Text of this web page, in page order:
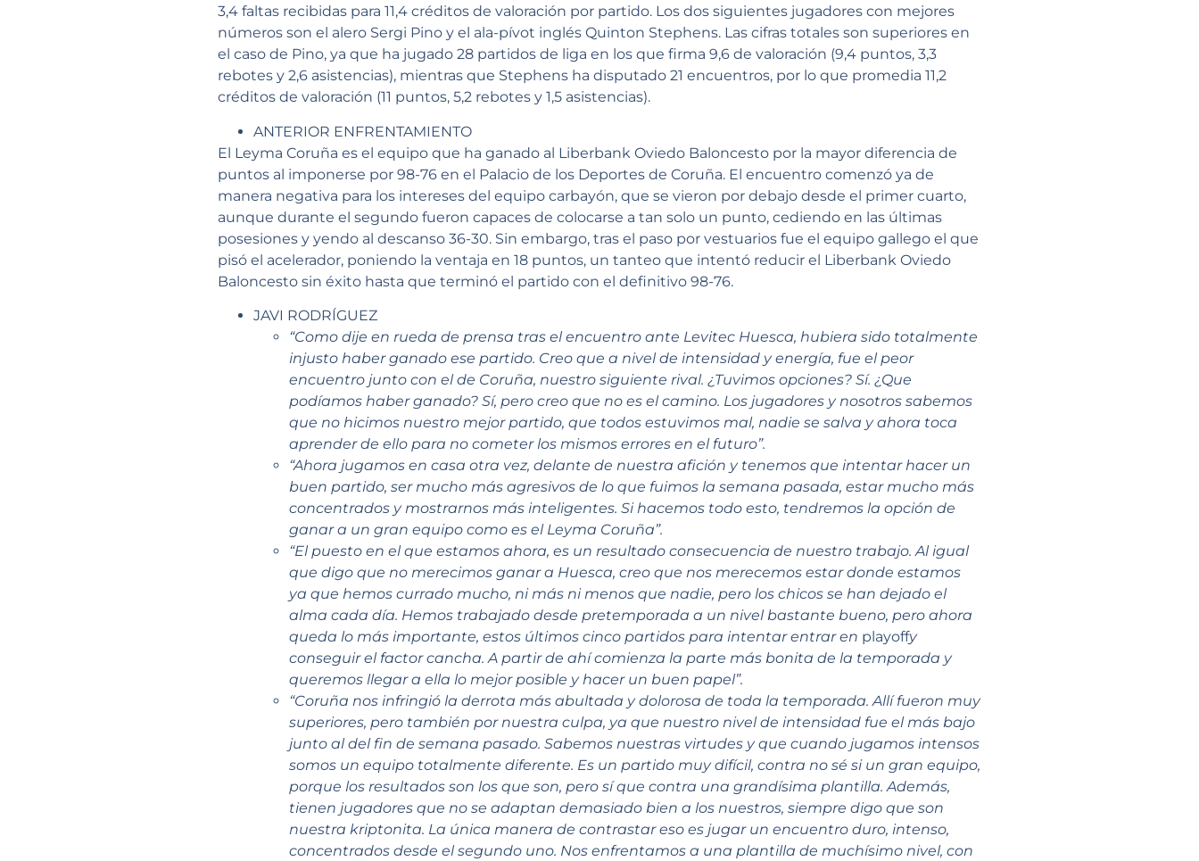
3,4 faltas recibidas para 11,4 créditos de valoración por partido. Los dos siguientes jugadores con mejores
números son el alero Sergi Pino y el ala-pívot inglés Quinton Stephens. Las cifras totales son superiores en
el caso de Pino, ya que ha jugado 28 partidos de liga en los que firma 9,6 de valoración (9,4 puntos, 3,3
rebotes y 2,6 asistencias), mientras que Stephens ha disputado 21 encuentros, por lo que promedia 11,2
créditos de valoración (11 puntos, 5,2 rebotes y 1,5 asistencias).
ANTERIOR ENFRENTAMIENTO
El Leyma Coruña es el equipo que ha ganado al Liberbank Oviedo Baloncesto por la mayor diferencia de
puntos al imponerse por 98-76 en el Palacio de los Deportes de Coruña. El encuentro comenzó ya de
manera negativa para los intereses del equipo carbayón, que se vieron por debajo desde el primer cuarto,
aunque durante el segundo fueron capaces de colocarse a tan solo un punto, cediendo en las últimas
posesiones y yendo al descanso 36-30. Sin embargo, tras el paso por vestuarios fue el equipo gallego el que
pisó el acelerador, poniendo la ventaja en 18 puntos, un tanteo que intentó reducir el Liberbank Oviedo
Baloncesto sin éxito hasta que terminó el partido con el definitivo 98-76.
JAVI RODRÍGUEZ
“Como dije en rueda de prensa tras el encuentro ante Levitec Huesca, hubiera sido totalmente
injusto haber ganado ese partido. Creo que a nivel de intensidad y energía, fue el peor
encuentro junto con el de Coruña, nuestro siguiente rival. ¿Tuvimos opciones? Sí. ¿Que
podíamos haber ganado? Sí, pero creo que no es el camino. Los jugadores y nosotros sabemos
que no hicimos nuestro mejor partido, que todos estuvimos mal, nadie se salva y ahora toca
aprender de ello para no cometer los mismos errores en el futuro”.
“Ahora jugamos en casa otra vez, delante de nuestra afición y tenemos que intentar hacer un
buen partido, ser mucho más agresivos de lo que fuimos la semana pasada, estar mucho más
concentrados y mostrarnos más inteligentes. Si hacemos todo esto, tendremos la opción de
ganar a un gran equipo como es el Leyma Coruña”.
“El puesto en el que estamos ahora, es un resultado consecuencia de nuestro trabajo. Al igual
que digo que no merecimos ganar a Huesca, creo que nos merecemos estar donde estamos
ya que hemos currado mucho, ni más ni menos que nadie, pero los chicos se han dejado el
alma cada día. Hemos trabajado desde pretemporada a un nivel bastante bueno, pero ahora
queda lo más importante, estos últimos cinco partidos para intentar entrar en playoffy
conseguir el factor cancha. A partir de ahí comienza la parte más bonita de la temporada y
queremos llegar a ella lo mejor posible y hacer un buen papel”.
“Coruña nos infringió la derrota más abultada y dolorosa de toda la temporada. Allí fueron muy
superiores, pero también por nuestra culpa, ya que nuestro nivel de intensidad fue el más bajo
junto al del fin de semana pasado. Sabemos nuestras virtudes y que cuando jugamos intensos
somos un equipo totalmente diferente. Es un partido muy difícil, contra no sé si un gran equipo,
porque los resultados son los que son, pero sí que contra una grandísima plantilla. Además,
tienen jugadores que no se adaptan demasiado bien a los nuestros, siempre digo que son
nuestra kriptonita. La única manera de contrastar eso es jugar un encuentro duro, intenso,
concentrados desde el segundo uno. Nos enfrentamos a una plantilla de muchísimo nivel, con